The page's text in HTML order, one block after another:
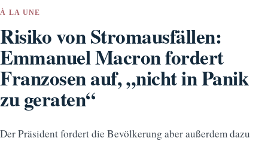
À LA UNE
Risiko von Stromausfällen:
Emmanuel Macron fordert
Franzosen auf, „nicht in Panik
zu geraten“
Der Präsident fordert die Bevölkerung aber außerdem dazu